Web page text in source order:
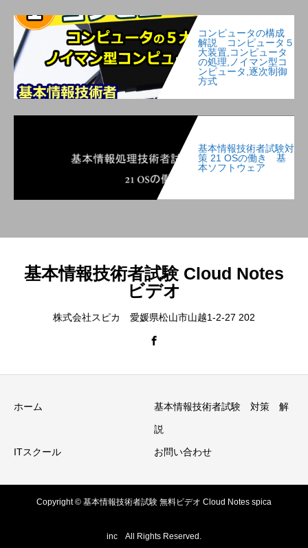
コンピュータの構成
解説 コンピュータ５
大装置,コンピュータ
の処理,ノイマン型コ
ンピュータ,逐次制御
方式
基本情報技術者試験対
策 21 OSの働き 基
本ソフトウェア
基本情報技術者試験 Cloud Notes
ビデオ
株式会社スピカ 愛媛県松山市山越1-2-27 202
ホーム 基本情報技術者試験 対策 解
説
ITスクール お問い合わせ
Copyright © 基本情報技術者試験 無料ビデオ Cloud Notes spica
inc All Rights Reserved.